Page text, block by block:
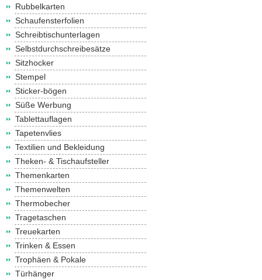
Rubbelkarten
Schaufensterfolien
Schreibtischunterlagen
Selbstdurchschreibesätze
Sitzhocker
Stempel
Sticker-bögen
Süße Werbung
Tablettauflagen
Tapetenvlies
Textilien und Bekleidung
Theken- & Tischaufsteller
Themenkarten
Themenwelten
Thermobecher
Tragetaschen
Treuekarten
Trinken & Essen
Trophäen & Pokale
Türhänger